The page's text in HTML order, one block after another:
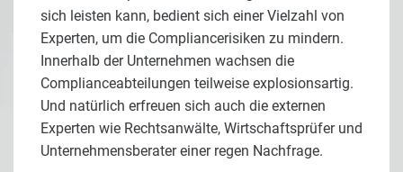
sich leisten kann, bedient sich einer Vielzahl von
Experten, um die Compliancerisiken zu mindern.
Innerhalb der Unternehmen wachsen die
Complianceabteilungen teilweise explosionsartig.
Und natürlich erfreuen sich auch die externen
Experten wie Rechtsanwälte, Wirtschaftsprüfer und
Unternehmensberater einer regen Nachfrage.